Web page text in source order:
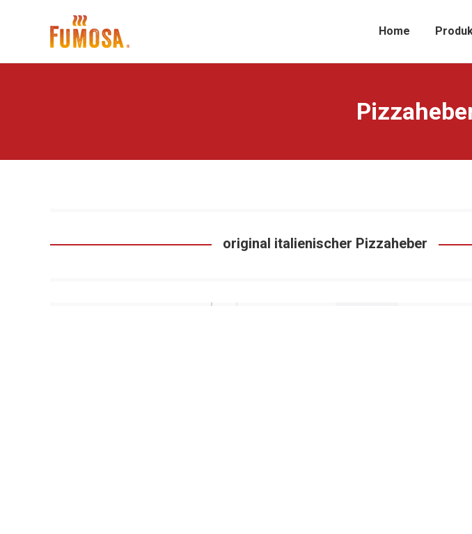
Home
original italienischer Pizzaheber